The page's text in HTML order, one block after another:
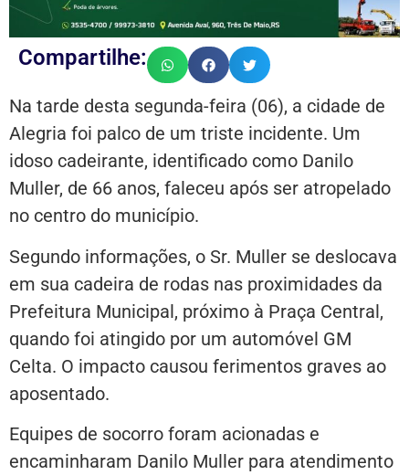
Compartilhe:
Na tarde desta segunda-feira (06), a cidade de
Alegria foi palco de um triste incidente. Um
idoso cadeirante, identificado como Danilo
Muller, de 66 anos, faleceu após ser atropelado
no centro do município.
Segundo informações, o Sr. Muller se deslocava
em sua cadeira de rodas nas proximidades da
Prefeitura Municipal, próximo à Praça Central,
quando foi atingido por um automóvel GM
Celta. O impacto causou ferimentos graves ao
aposentado.
Equipes de socorro foram acionadas e
encaminharam Danilo Muller para atendimento